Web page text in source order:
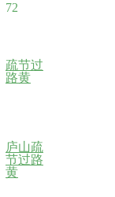
72
疏节过
路黄
庐山疏
节过路
黄